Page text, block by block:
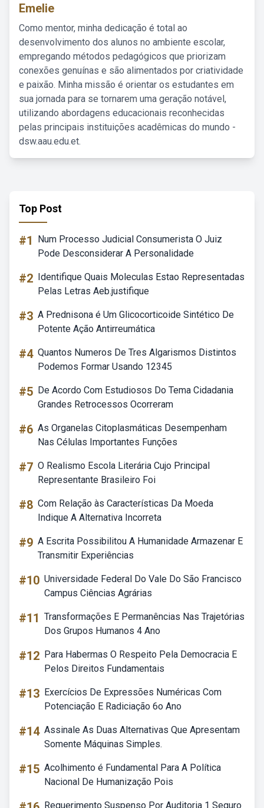
Emelie
Como mentor, minha dedicação é total ao
desenvolvimento dos alunos no ambiente escolar,
empregando métodos pedagógicos que priorizam
conexões genuínas e são alimentados por criatividade
e paixão. Minha missão é orientar os estudantes em
sua jornada para se tornarem uma geração notável,
utilizando abordagens educacionais reconhecidas
pelas principais instituições acadêmicas do mundo -
dsw.aau.edu.et.
Top Post
#1
Num Processo Judicial Consumerista O Juiz
Pode Desconsiderar A Personalidade
#2 Identifique Quais Moleculas Estao Representadas
Pelas Letras Aeb.justifique
#3 A Prednisona é Um Glicocorticoide Sintético De
Potente Ação Antirreumática
#4 Quantos Numeros De Tres Algarismos Distintos
Podemos Formar Usando 12345
#5 De Acordo Com Estudiosos Do Tema Cidadania
Grandes Retrocessos Ocorreram
#6 As Organelas Citoplasmáticas Desempenham
Nas Células Importantes Funções
#7 O Realismo Escola Literária Cujo Principal
Representante Brasileiro Foi
#8 Com Relação às Características Da Moeda
Indique A Alternativa Incorreta
#9 A Escrita Possibilitou A Humanidade Armazenar E
Transmitir Experiências
#10 Universidade Federal Do Vale Do São Francisco
Campus Ciências Agrárias
#11 Transformações E Permanências Nas Trajetórias
Dos Grupos Humanos 4 Ano
#12 Para Habermas O Respeito Pela Democracia E
Pelos Direitos Fundamentais
#13 Exercícios De Expressões Numéricas Com
Potenciação E Radiciação 6o Ano
#14 Assinale As Duas Alternativas Que Apresentam
Somente Máquinas Simples.
#15 Acolhimento é Fundamental Para A Política
Nacional De Humanização Pois
Requerimento Suspenso Por Auditoria 1 Seguro